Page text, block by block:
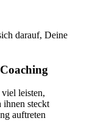
darauf, Deine
Coaching
leisten,
ihnen steckt
auftreten